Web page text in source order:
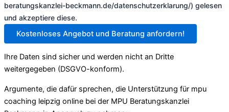
beratungskanzlei-beckmann.de/datenschutzerklarung/) gelesen
und akzeptiere diese.
Kostenloses Angebot und Beratung anfordern!
Ihre Daten sind sicher und werden nicht an Dritte
weitergegeben (DSGVO-konform).
Argumente, die dafür sprechen, die Unterstützung für mpu
coaching leipzig online bei der MPU Beratungskanzlei